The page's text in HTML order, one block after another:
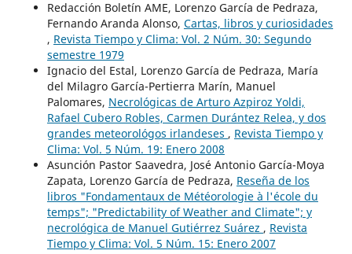
Redacción Boletín AME, Lorenzo García de Pedraza,
Fernando Aranda Alonso, Cartas, libros y curiosidades
, Revista Tiempo y Clima: Vol. 2 Núm. 30: Segundo
semestre 1979
Ignacio del Estal, Lorenzo García de Pedraza, María
del Milagro García-Pertierra Marín, Manuel
Palomares, Necrológicas de Arturo Azpiroz Yoldi,
Rafael Cubero Robles, Carmen Durántez Relea, y dos
grandes meteorológos irlandeses , Revista Tiempo y
Clima: Vol. 5 Núm. 19: Enero 2008
Asunción Pastor Saavedra, José Antonio García-Moya
Zapata, Lorenzo García de Pedraza, Reseña de los
libros "Fondamentaux de Météorologie à l'école du
temps"; "Predictability of Weather and Climate"; y
necrológica de Manuel Gutiérrez Suárez , Revista
Tiempo y Clima: Vol. 5 Núm. 15: Enero 2007